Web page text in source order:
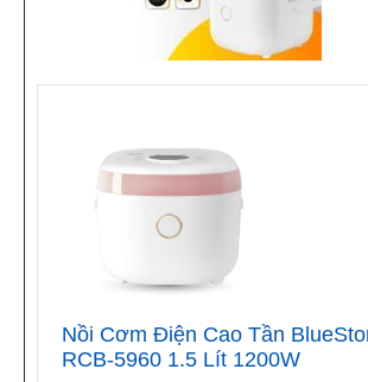
Nồi Cơm Điện Cao Tần
RCB-5960 1.5 Lít 1200W